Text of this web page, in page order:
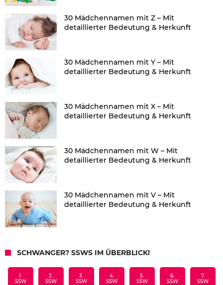
30 Mädchennamen mit Z – Mit
detaillierter Bedeutung & Herkunft
30 Mädchennamen mit Y – Mit
detaillierter Bedeutung & Herkunft
30 Mädchennamen mit X – Mit
detaillierter Bedeutung & Herkunft
30 Mädchennamen mit W – Mit
detaillierter Bedeutung & Herkunft
30 Mädchennamen mit V – Mit
detaillierter Bedeutung & Herkunft
SCHWANGER? SSWS IM ÜBERBLICK!
1.
SSW
2.
SSW
3.
SSW
4.
SSW
5.
SSW
6.
SSW
7.
SSW